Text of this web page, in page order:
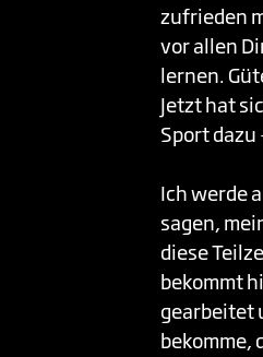
zufrieden
vor allen
lernen.
Jetzt hat
Sport dazu
Ich werde
sagen,
diese
bekommt
gearbeitet
bekomme,